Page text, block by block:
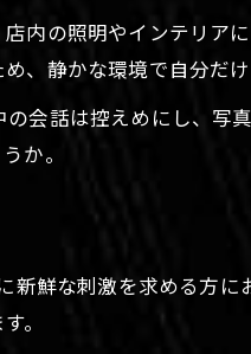
いコツとは
を気持ちよく始める
内の照明やインテリア
、静かな環境で自分だ
会話は控えめにし、写
か。
鮮な刺激を求める方に
。
ちら